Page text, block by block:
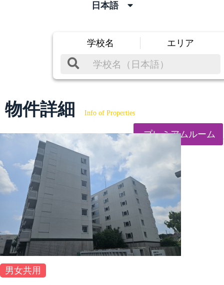
日本語
学校名 エリア
物件詳細 Info of Properties
プレミアムルーム
男女共用